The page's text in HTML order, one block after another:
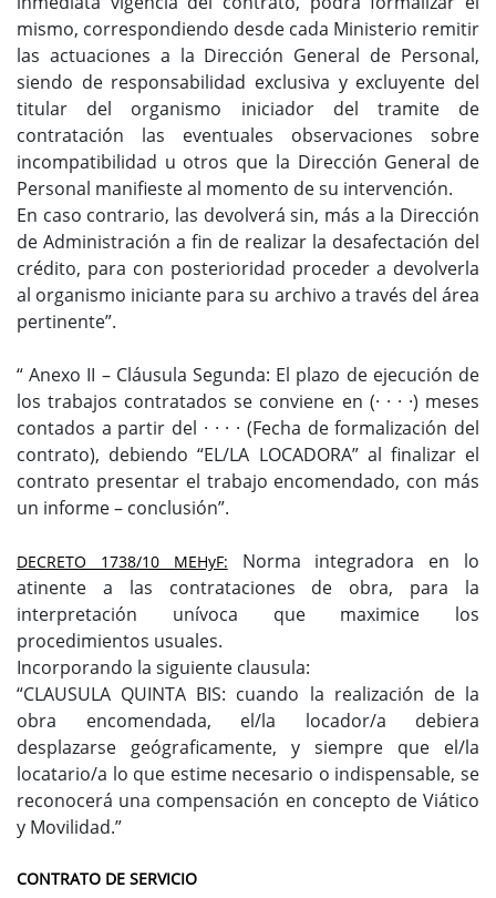
mismo, correspondiendo desde cada Ministerio remitir
las actuaciones a la Dirección General de Personal,
siendo de responsabilidad exclusiva y excluyente del
titular del organismo iniciador del tramite de
contratación las eventuales observaciones sobre
incompatibilidad u otros que la Dirección General de
Personal manifieste al momento de su intervención.
En caso contrario, las devolverá sin, más a la Dirección
de Administración a fin de realizar la desafectación del
crédito, para con posterioridad proceder a devolverla
al organismo iniciante para su archivo a través del área
pertinente”.
“ Anexo II – Cláusula Segunda: El plazo de ejecución de
los trabajos contratados se conviene en (· · · ·) meses
contados a partir del · · · · (Fecha de formalización del
contrato), debiendo “EL/LA LOCADORA” al finalizar el
contrato presentar el trabajo encomendado, con más
un informe – conclusión”.
DECRETO 1738/10 MEHyF:
Norma integradora en lo
atinente a las contrataciones de obra, para la
interpretación unívoca que maximice los
procedimientos usuales.
Incorporando la siguiente clausula:
“CLAUSULA QUINTA BIS: cuando la realización de la
obra encomendada, el/la locador/a debiera
desplazarse geógraficamente, y siempre que el/la
locatario/a lo que estime necesario o indispensable, se
reconocerá una compensación en concepto de Viático
y Movilidad.”
CONTRATO DE SERVICIO